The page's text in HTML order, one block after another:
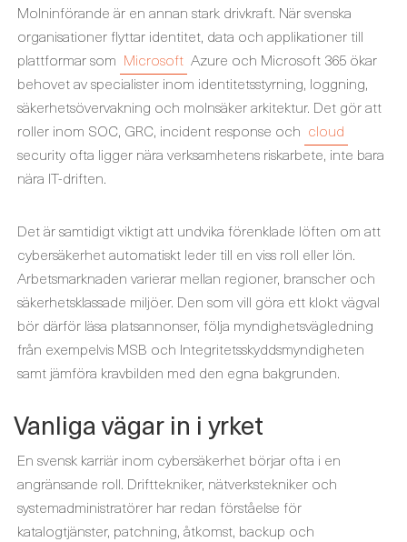
Molninförande är en annan stark drivkraft. När svenska
organisationer flyttar identitet, data och applikationer till
plattformar som Microsoft Azure och Microsoft 365 ökar
behovet av specialister inom identitetsstyrning, loggning,
säkerhetsövervakning och molnsäker arkitektur. Det gör att
roller inom SOC, GRC, incident response och cloud
security ofta ligger nära verksamhetens riskarbete, inte bara
nära IT-driften.
Det är samtidigt viktigt att undvika förenklade löften om att
cybersäkerhet automatiskt leder till en viss roll eller lön.
Arbetsmarknaden varierar mellan regioner, branscher och
säkerhetsklassade miljöer. Den som vill göra ett klokt vägval
bör därför läsa platsannonser, följa myndighetsvägledning
från exempelvis MSB och Integritetsskyddsmyndigheten
samt jämföra kravbilden med den egna bakgrunden.
Vanliga vägar in i yrket
En svensk karriär inom cybersäkerhet börjar ofta i en
angränsande roll. Drifttekniker, nätverkstekniker och
systemadministratörer har redan förståelse för
katalogtjänster, patchning, åtkomst, backup och